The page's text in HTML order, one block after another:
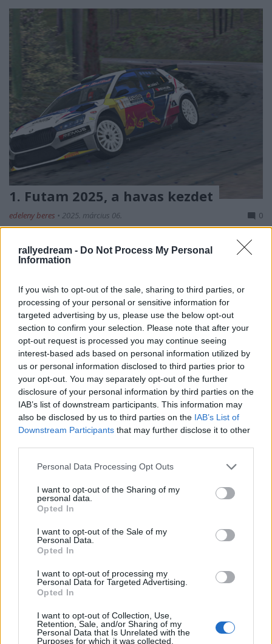
rallyedream - Do Not Process My Personal
Information
If you wish to opt-out of the sale, sharing to third parties, or
processing of your personal or sensitive information for
targeted advertising by us, please use the below opt-out
section to confirm your selection. Please note that after your
opt-out request is processed you may continue seeing
interest-based ads based on personal information utilized by
us or personal information disclosed to third parties prior to
your opt-out. You may separately opt-out of the further
disclosure of your personal information by third parties on the
IAB’s list of downstream participants. This information may
also be disclosed by us to third parties on the IAB’s List of
Downstream Participants that may further disclose it to other
Please note that this website/app uses one or more Google
not limited to your visit or usage behaviour. You may click to
grant or deny consent to Google and its third-party tags to
use your data for below specified purposes in below Google
consent section.
Personal Data Processing Opt Outs
I want to opt-out of the Sharing of my
personal data.
Opted In
I want to opt-out of the Sale of my
Personal Data.
Opted In
I want to opt-out of processing my
Personal Data for Targeted Advertising.
Opted In
I want to opt-out of Collection, Use,
Retention, Sale, and/or Sharing of my
Personal Data that Is Unrelated with the
Purposes for which it was collected.
1. Futam 2025, a havas kezdet
edeleny beres • 2025. március 06. 0
III. RBR Magyar Bajnokság - 1. Futam 2025
rallysimfans
Szerelemre hangolva: Alfa Romeo
Junior
edeleny beres• 2025. március 03.
amely egyben életstílust is kölcsönöz használójának.
Több mint száztíz éves története során ...
Zemplén Rally 2024, a bajnokság